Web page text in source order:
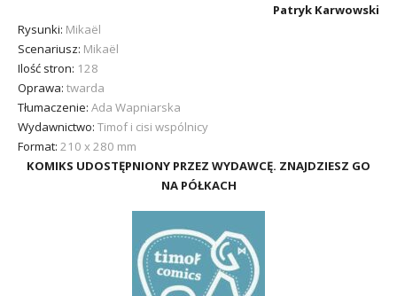
Patryk Karwowski
Rysunki: Mikaël
Scenariusz: Mikaël
Ilość stron: 128
Oprawa: twarda
Tłumaczenie: Ada Wapniarska
Wydawnictwo: Timof i cisi wspólnicy
Format: 210 x 280 mm
KOMIKS UDOSTĘPNIONY PRZEZ WYDAWCĘ. ZNAJDZIESZ GO
NA PÓŁKACH